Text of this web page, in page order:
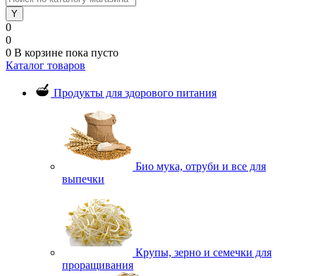
0
0
0 В корзине пока пусто
Каталог товаров
Продукты для здорового питания
Био мука, отруби и все для
выпечки
Крупы, зерно и семечки для
проращивания